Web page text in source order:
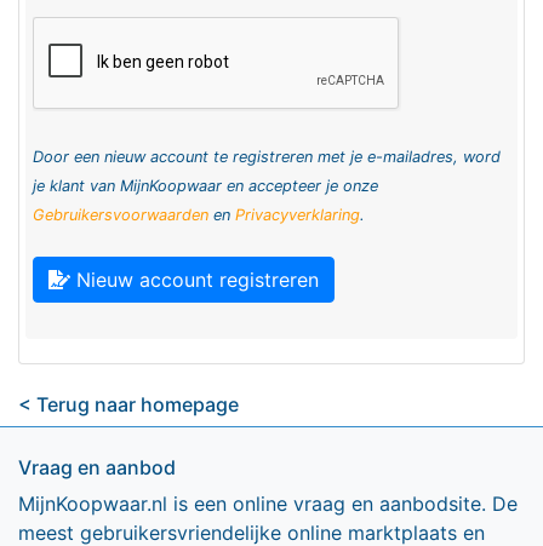
Door een nieuw account te registreren met je e-mailadres, word
je klant van MijnKoopwaar en accepteer je onze
Gebruikersvoorwaarden en Privacyverklaring.
Nieuw account registreren
< Terug naar homepage
Vraag en aanbod
MijnKoopwaar.nl is een online vraag en aanbodsite. De
meest gebruikersvriendelijke online marktplaats en